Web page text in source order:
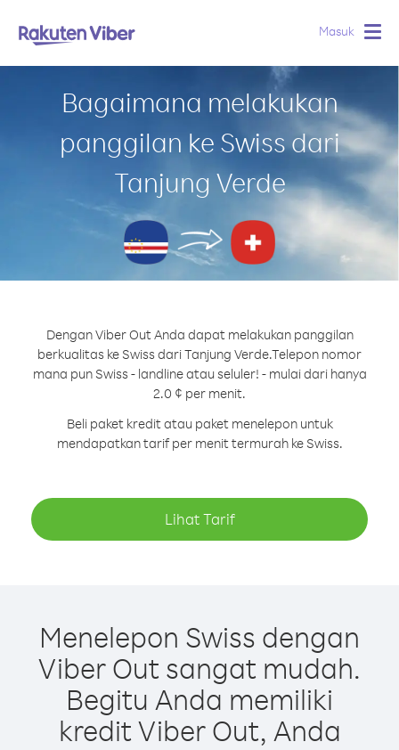
Masuk
Bagaimana melakukan
panggilan ke Swiss dari
Tanjung Verde
Dengan Viber Out Anda dapat melakukan panggilan
berkualitas ke Swiss dari Tanjung Verde.Telepon nomor
mana pun Swiss - landline atau seluler! - mulai dari hanya
2.0 ¢ per menit.
Beli paket kredit atau paket menelepon untuk
mendapatkan tarif per menit termurah ke Swiss.
Lihat Tarif
Menelepon Swiss dengan
Viber Out sangat mudah.
Begitu Anda memiliki
kredit Viber Out, Anda